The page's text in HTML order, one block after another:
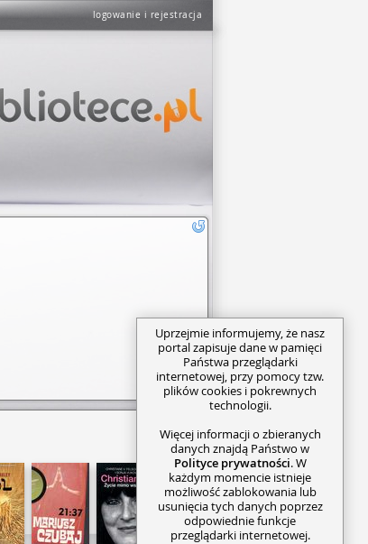
logowanie i rejestracja
Uprzejmie informujemy, że nasz
portal zapisuje dane w pamięci
Państwa przeglądarki
internetowej, przy pomocy tzw.
plików cookies i pokrewnych
technologii.
Więcej informacji o zbieranych
danych znajdą Państwo w
Polityce prywatności. W
każdym momencie istnieje
możliwość zablokowania lub
usunięcia tych danych poprzez
odpowiednie funkcje
przeglądarki internetowej.